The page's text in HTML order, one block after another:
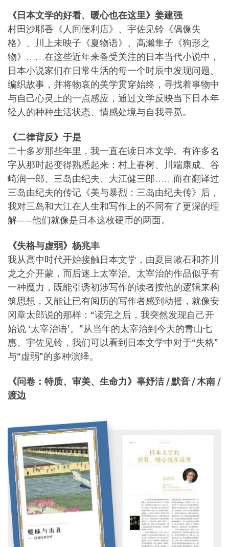
《日本文学的好看、暖心也在这里》姜建强
村田沙耶香《人间便利店》、宇佐见铃《偶像失
格》、川上未映子《夏物语》、高濑隼子《狗形之
物》……在这些近年来备受关注的日本当代小说中，
日本小说家们在日常生活的每一个时辰中发现问题、
编织故事，并将物哀的美学贯穿始终，寻找着事物中
与自己心灵上的一点感应，通过文学反映当下日本年
轻人的种种生活状态、情感处境与自我寻觅。
《二律背反》于是
二十多岁那些年里，我一直在读日本文学。有许多名
字从那时起变得熟悉起来：村上春树、川端康成、谷
崎润一郎、三岛由纪夫、大江健三郎……而在翻译过
三岛由纪夫的传记《美与暴烈：三岛由纪夫传》后，
我对三岛和大江在人生和写作上的不同有了更深的理
解——他们就像是日本这枚硬币的两面。
《失格与虚弱》杨兆丰
我从高中时代开始接触日本文学，由夏目漱石和芥川
龙之介开蒙，而后迷上太宰治。太宰治的作品似乎有
一种魔力，既能引诱初涉写作的读者按他的逻辑来构
筑思想，又能让已有阅历的写作者感到动摇，就像安
冈章太郎说的那样：“读完之后，我突然发现自己开
始说 ‘太宰治语’。”从当年的太宰治到今天的青山七
惠、宇佐见铃，我们可以看到日本文学中对于“失格”
与“虚弱”的多种演绎。
《问卷：特质、审美、生命力》辜妤洁 / 默音 / 木南 /
渡边